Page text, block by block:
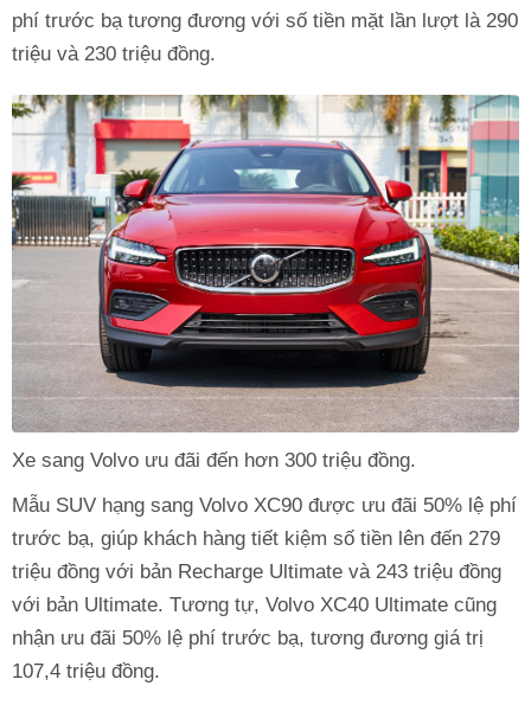
phí trước bạ tương đương với số tiền mặt lần lượt là 290
triệu và 230 triệu đồng.
Xe sang Volvo ưu đãi đến hơn 300 triệu đồng.
Mẫu SUV hạng sang Volvo XC90 được ưu đãi 50% lệ phí
trước bạ, giúp khách hàng tiết kiệm số tiền lên đến 279
triệu đồng với bản Recharge Ultimate và 243 triệu đồng
với bản Ultimate. Tương tự, Volvo XC40 Ultimate cũng
nhận ưu đãi 50% lệ phí trước bạ, tương đương giá trị
107,4 triệu đồng.